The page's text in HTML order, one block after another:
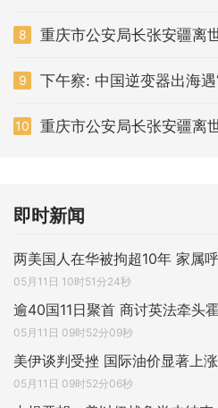
8 重庆市公安局长张安疆离
9 下午察: 中国逆变器出海遇
10 重庆市公安局长张安疆离
即时新闻
两美国人在华被拘超10年 家属
05月11日 10时51分24秒
逾40国11日聚首 商讨英法牵头
05月11日 09时52分09秒
美伊谈判受挫 国际油价显著上涨
05月11日 09时52分06秒